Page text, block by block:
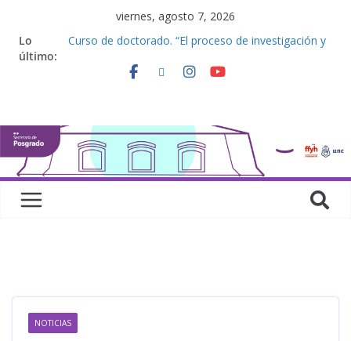
viernes, agosto 7, 2026
Lo
último:
Curso de doctorado. “El proceso de investigación y
Curso de posgrado. Inglés. “Nivel 1”
Curso de doctorado. “Lógicas no clásicas desde
una perspectiva algebraica”
NOTICIAS